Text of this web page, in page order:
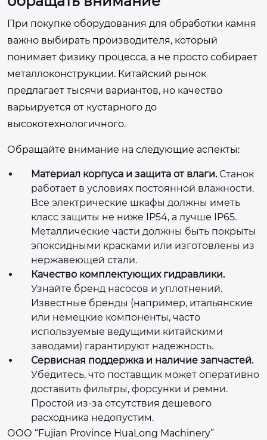
При покупке оборудования для обработки камня
важно выбирать производителя, который
понимает физику процесса, а не просто собирает
металлоконструкции. Китайский рынок
предлагает тысячи вариантов, но качество
варьируется от кустарного до
высокотехнологичного.
Обращайте внимание на следующие аспекты:
Материал корпуса и защита от влаги.Станок
работает в условиях постоянной влажности.
Все электрические шкафы должны иметь
класс защиты не ниже IP54, а лучше IP65.
Металлические части должны быть покрыты
эпоксидными красками или изготовлены из
нержавеющей стали.
Качество комплектующих гидравлики.
Узнайте бренд насосов и уплотнений.
Известные бренды (например, итальянские
или немецкие компоненты, часто
используемые ведущими китайскими
заводами) гарантируют надежность.
Сервисная поддержка и наличие запчастей.
Убедитесь, что поставщик может оперативно
доставить фильтры, форсунки и ремни.
Простой из-за отсутствия дешевого
расходника недопустим.
ООО “Fujian Province HuaLong Machinery”